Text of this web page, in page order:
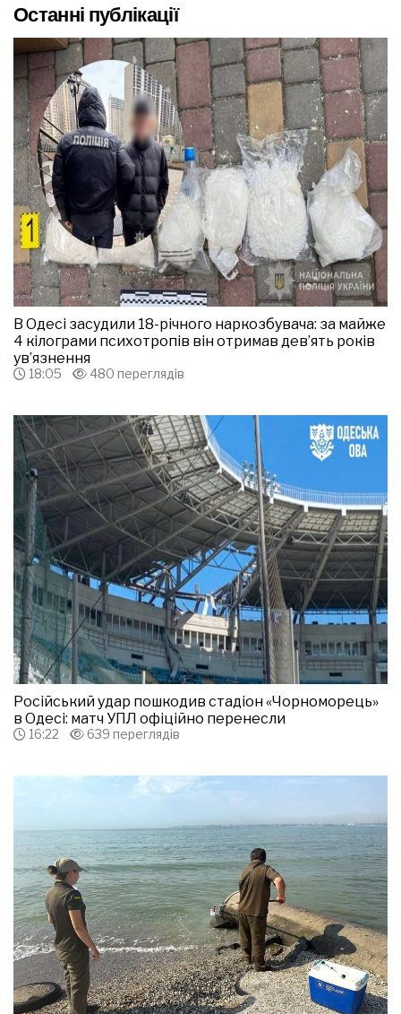
Останні публікації
В Одесі засудили 18-річного наркозбувача: за майже
4 кілограми психотропів він отримав дев’ять років
ув’язнення
18:05 480 переглядів
Російський удар пошкодив стадіон «Чорноморець»
в Одесі: матч УПЛ офіційно перенесли
16:22 639 переглядів